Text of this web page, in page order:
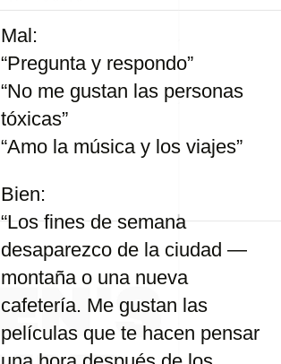
Mal:
“Pregunta y respondo”
“No me gustan las personas
tóxicas”
“Amo la música y los viajes”
Bien:
“Los fines de semana
desaparezco de la ciudad —
montaña o una nueva
cafetería. Me gustan las
películas que te hacen pensar